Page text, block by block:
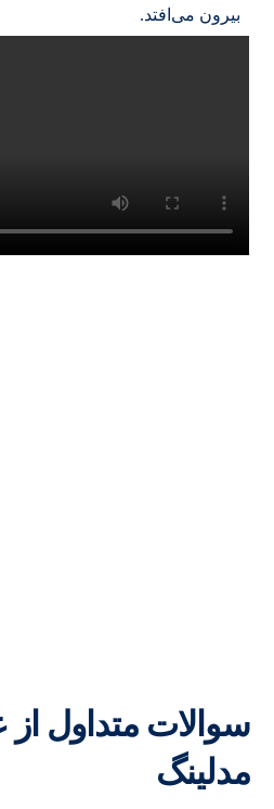
بیرون می‌افتد.
سوالات متداول
مدلینگ